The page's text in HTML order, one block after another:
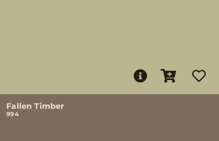
Fallen Timber
994